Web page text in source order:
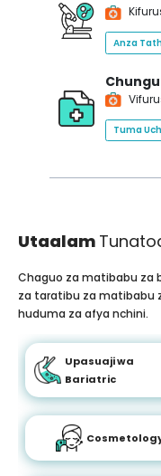
Anza
Tuma
Utaalam
Chaguo za matibabu za
za taratibu za matibabu
huduma za afya nchini.
Upasuaji wa
Bariatric